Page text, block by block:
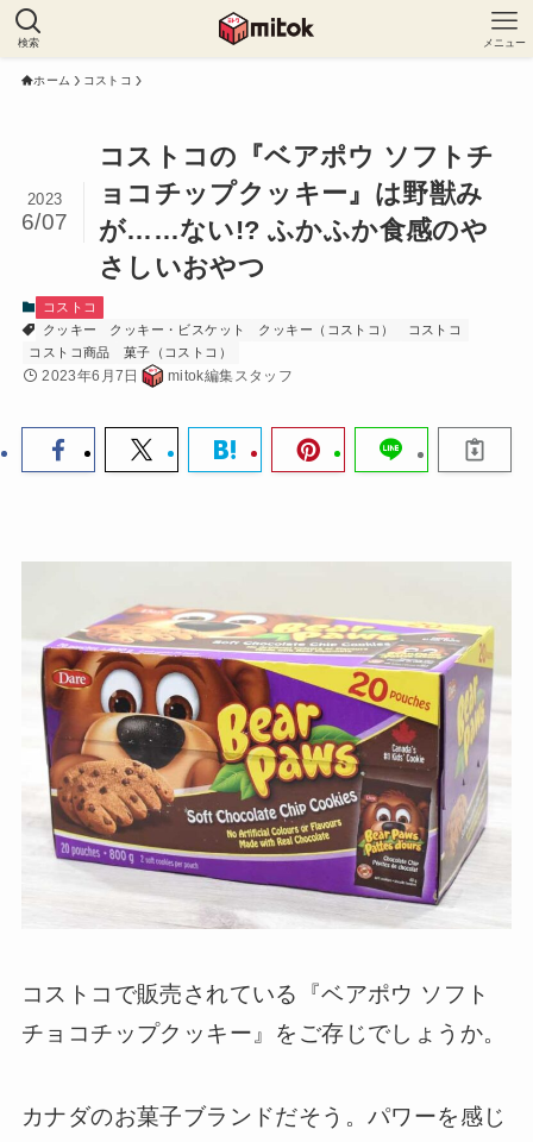
検索 メニュー
ホーム コストコ
コストコの『ベアポウ ソフトチ
ョコチップクッキー』は野獣み
が……ない!? ふかふか食感のや
さしいおやつ
2023
6/07
コストコ
クッキー
クッキー・ビスケット クッキー（コストコ）
コストコ
コストコ商品
菓子（コストコ）
2023年6月7日 mitok編集スタッフ
コストコで販売されている『ベアポウ ソフト
チョコチップクッキー』をご存じでしょうか。
カナダのお菓子ブランドだそう。パワーを感じ